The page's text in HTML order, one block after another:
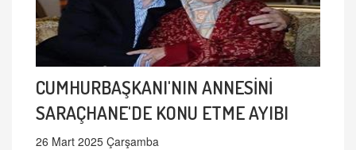
CUMHURBAŞKANI'NIN ANNESİNİ
SARAÇHANE'DE KONU ETME AYIBI
26 Mart 2025 Çarşamba